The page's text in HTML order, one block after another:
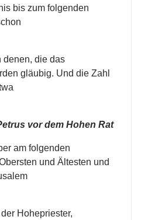
bis zum folgenden
denen, die das
gläubig. Und die Zahl
vor dem Hohen Rat
am folgenden
und Ältesten und
Hohepriester,